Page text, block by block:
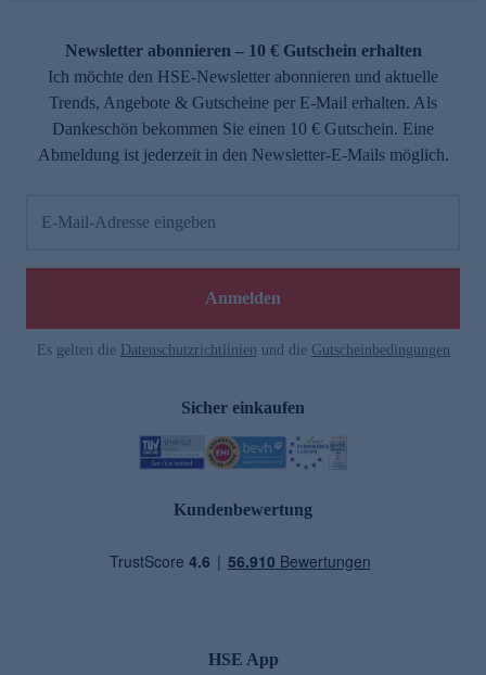
Newsletter abonnieren – 10 € Gutschein erhalten
Ich möchte den HSE-Newsletter abonnieren und aktuelle
Trends, Angebote & Gutscheine per E-Mail erhalten. Als
Dankeschön bekommen Sie einen 10 € Gutschein. Eine
Abmeldung ist jederzeit in den Newsletter-E-Mails möglich.
E-Mail-Adresse eingeben
Anmelden
Es gelten die Datenschutzrichtlinien und die Gutscheinbedingungen
Sicher einkaufen
Kundenbewertung
HSE App